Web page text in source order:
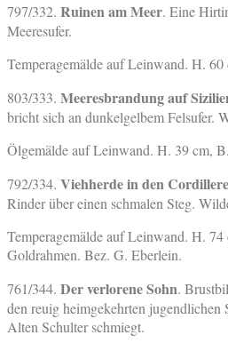
797/332. Ruinen am Meer. Eine
Meeresufer.
Temperagemälde auf Leinwand. H.
803/333. Meeresbrandung auf
bricht sich an dunkelgelbem Felsufer.
Ölgemälde auf Leinwand. H. 39 cm,
792/334. Viehherde in den
Rinder über einen schmalen Steg.
Temperagemälde auf Leinwand. H.
Goldrahmen. Bez. G. Eberlein.
761/344. Der verlorene Sohn.
den reuig heimgekehrten jugendlichen
Alten Schulter schmiegt.